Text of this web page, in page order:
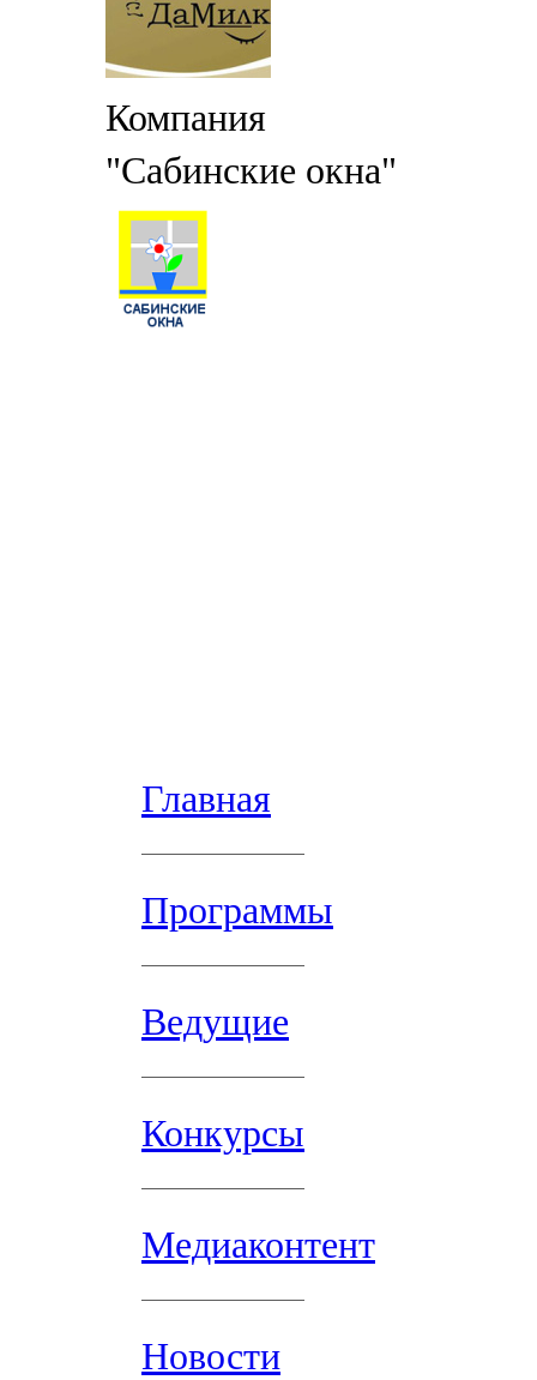
Компания
"Сабинские окна"
Главная
Программы
Ведущие
Конкурсы
Медиаконтент
Новости